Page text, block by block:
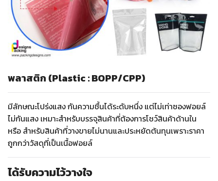
พลาสติก (Plastic : BOPP/CPP)
มีลักษณะโปร่งแสง กันความชื้นได้ระดับหนึ่ง แต่ไม่เท่าซองฟอยล์
ไม่กันแสง เหมาะสำหรับบรรจุสินค้าที่ต้องการโชว์สินค้าด้านใน
หรือ สำหรับสินค้าที่วางขายไม่นานและประหยัดต้นทุนเพราะราคา
ถูกกว่าวัสดุที่เป็นเนื้อฟอยล์
ได้รับความไว้วางใจ